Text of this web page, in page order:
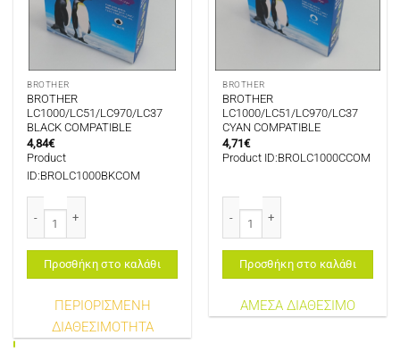
BROTHER
BROTHER
LC1000/LC51/LC970/LC37
BLACK COMPATIBLE
4,84€
Product
ID:BROLC1000BKCOM
Προσθήκη στο καλάθι
ΠΕΡΙΟΡΙΣΜΕΝΗ
ΔΙΑΘΕΣΙΜΟΤΗΤΑ
BROTHER
BROTHER
LC1000/LC51/LC970/LC37
CYAN COMPATIBLE
4,71€
Product ID:BROLC1000CCOM
Προσθήκη στο καλάθι
ΑΜΕΣΑ ΔΙΑΘΕΣΙΜΟ